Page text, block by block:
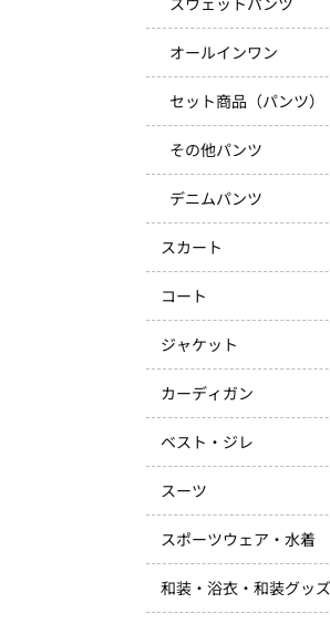
オールインワン
セット商品（パンツ）
その他パンツ
デニムパンツ
スカート
コート
ジャケット
カーディガン
ベスト・ジレ
スーツ
スポーツウェア・水着
和装・浴衣・和装グッズ